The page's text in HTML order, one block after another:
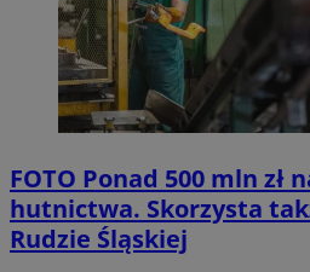
FOTO Ponad 500 mln zł
hutnictwa. Skorzysta
Rudzie Śląskiej